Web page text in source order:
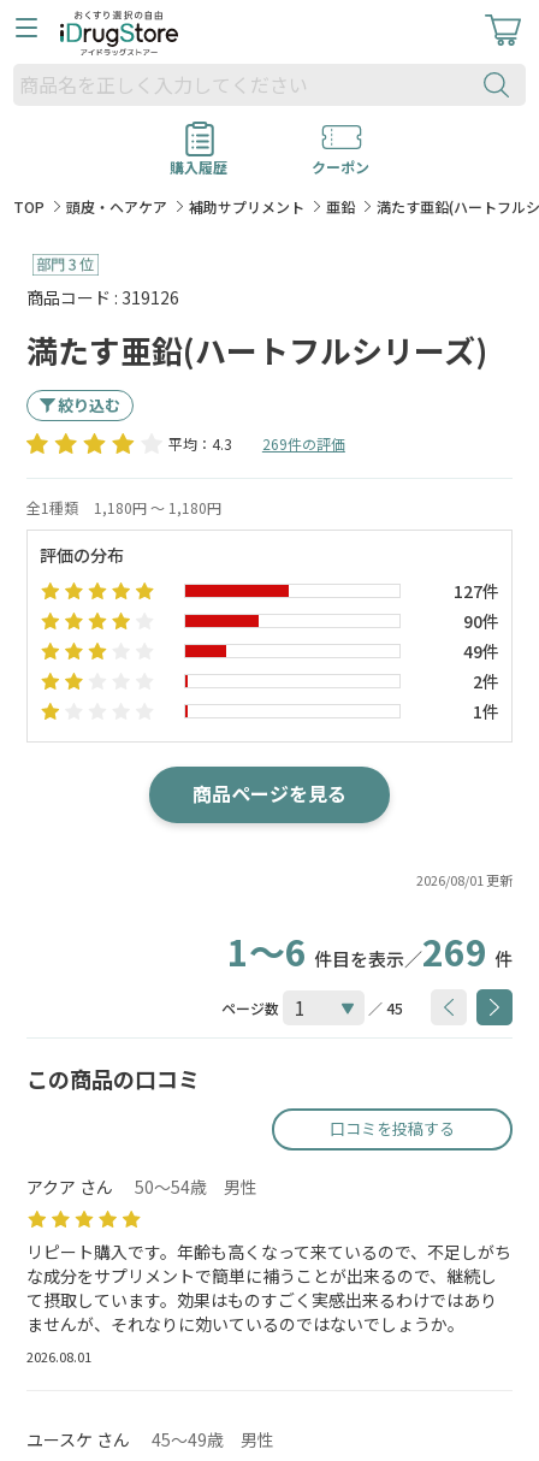
購入履歴
クーポン
TOP
頭皮・ヘアケア 補助サプリメント 亜鉛 満たす亜鉛(ハートフル
商品コード : 319126
満たす亜鉛(ハートフルシリーズ)
絞り込む
平均：4.3 269件の評価
2026/08/01 更新
全1種類 1,180円 ～ 1,180円
評価の分布
127件
90件
49件
2件
1件
商品ページを見る
1～6 件目を表示／269 件
ページ数 ／ 45
この商品の口コミ
口コミを投稿する
アクア さん 50～54歳 男性
リピート購入です。年齢も高くなって来ているので、不足しがち
な成分をサプリメントで簡単に補うことが出来るので、継続し
て摂取しています。効果はものすごく実感出来るわけではあり
ませんが、それなりに効いているのではないでしょうか。
2026.08.01
ユースケ さん 45～49歳 男性